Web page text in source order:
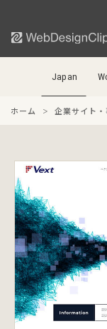
Japan
ホーム 企業サイト